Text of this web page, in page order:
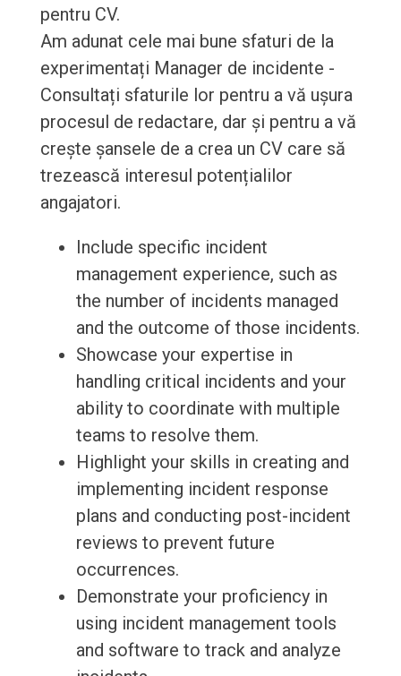
pentru CV.
Am adunat cele mai bune sfaturi de la
experimentați Manager de incidente -
Consultați sfaturile lor pentru a vă ușura
procesul de redactare, dar și pentru a vă
crește șansele de a crea un CV care să
trezească interesul potențialilor
angajatori.
Include specific incident
management experience, such as
the number of incidents managed
and the outcome of those incidents.
Showcase your expertise in
handling critical incidents and your
ability to coordinate with multiple
teams to resolve them.
Highlight your skills in creating and
implementing incident response
plans and conducting post-incident
reviews to prevent future
occurrences.
Demonstrate your proficiency in
using incident management tools
and software to track and analyze